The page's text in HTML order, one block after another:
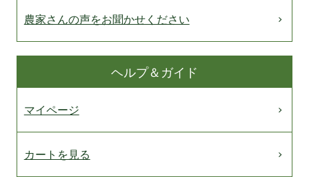
農家さんの声をお聞かせください
ヘルプ＆ガイド
マイページ
カートを見る